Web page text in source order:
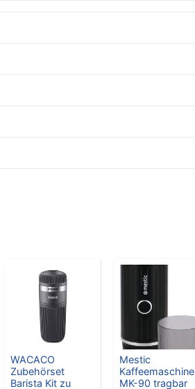
WACACO
Zubehörset
Barista Kit zu
Mestic
Kaffeemaschine
MK-90 tragbar